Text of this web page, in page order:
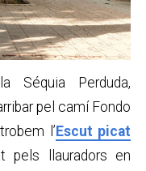
Séquia Perduda,
pel camí Fondo
l’Escut picat
pels llauradors en